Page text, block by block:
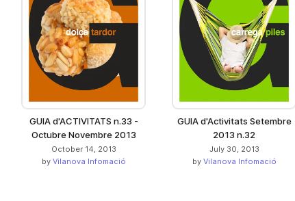
GUIA d'ACTIVITATS n.33 -
Octubre Novembre 2013
October 14, 2013
by Vilanova Infomació
GUIA d'Activitats Setembre
2013 n.32
July 30, 2013
by Vilanova Infomació